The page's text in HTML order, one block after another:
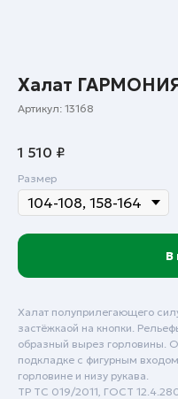
Халат
Артикул: 13168
1 510 ₽
Размер
В
Халат полуприлегающего
застёжкаой на кнопки.
образный вырез горловины.
подкладке с фигурным
горловине и низу рукава.
ТР ТС 019/2011, ГОСТ